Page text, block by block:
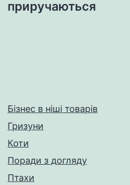
приручаються
Бізнес в ніші товарів
Гризуни
Коти
Поради з догляду
Птахи